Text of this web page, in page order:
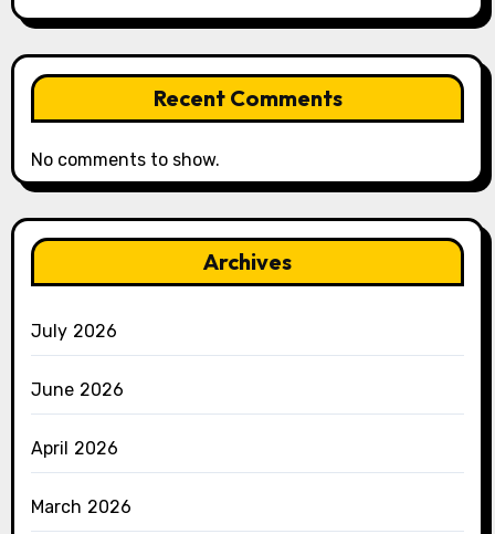
Recent Comments
No comments to show.
Archives
July 2026
June 2026
April 2026
March 2026